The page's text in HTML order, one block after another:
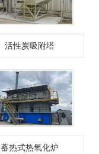
活性炭吸附塔
蓄热式热氧化炉